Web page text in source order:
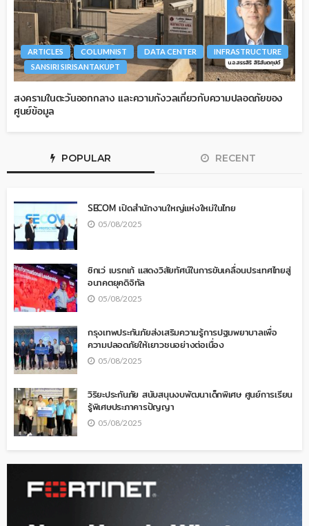
ARTICLES COLUMNIST DATA CENTER
INFRASTRUCTURE
SANSIRI SIRISANTAKUPT
สงครามในตะวันออกกลาง และความกังวลเกี่ยวกับความปลอดภัยของ
ศูนย์ข้อมูล
POPULAR RECENT
SECOM เปิดสำนักงานใหญ่แห่งใหม่ในไทย
05/08/2025
ซิกเว่ เบรกเก้ แสดงวิสัยทัศน์ในการขับเคลื่อนประเทศไทยสู่
อนาคตยุคดิจิทัล
05/08/2025
กรุงเทพประกันภัยส่งเสริมความรู้การปฐมพยาบาลเพื่อ
ความปลอดภัยให้เยาวชนอย่างต่อเนื่อง
05/08/2025
วิริยะประกันภัย สนับสนุนงบพัฒนาเด็กพิเศษ ศูนย์การเรียน
รู้พิเศษประภาคารปัญญา
05/08/2025